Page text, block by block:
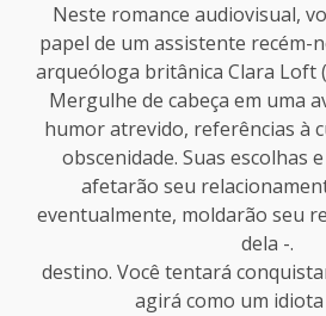
Neste romance audiovisual,
papel de um assistente recém-
arqueóloga britânica Clara Loft
Mergulhe de cabeça em uma
humor atrevido, referências à
obscenidade. Suas escolhas
afetarão seu
eventualmente, moldarão seu
dela -.
destino. Você tentará
agirá como um